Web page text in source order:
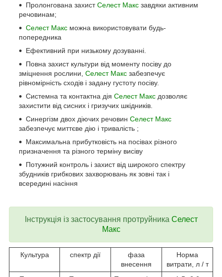
Пролонгована захистСелест Макс завдяки активним
речовинам;
Селест Макс можна використовувати будь-
попередника
Ефективний при низькому дозуванні.
Повна захист культури від моменту посіву до
зміцнення рослини, Селест Макс забезпечує
рівномірність сходів і задану густоту посіву.
Системна та контактна дія Селест Макс дозволяє
захистити від сисних і гризучих шкідників.
Синергізм двох діючих речовин Селест Макс
забезпечує миттєве дію і тривалість ;
Максимальна прибутковість на посівах різного
призначення та різного терміну висіву
Потужний контроль і захист від широкого спектру
збудників грибкових захворювань як зовні так і
всередині насіння
Інструкція із застосування протруйника Селест
Макс
Культура спектр дії
фаза
внесення
Норма
витрати, л / т